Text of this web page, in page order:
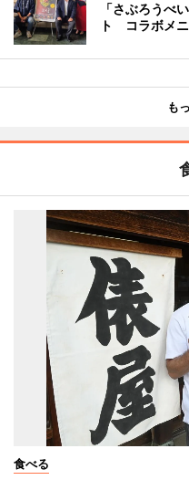
「さぶろうべ
ト コラボメ
も
食べる